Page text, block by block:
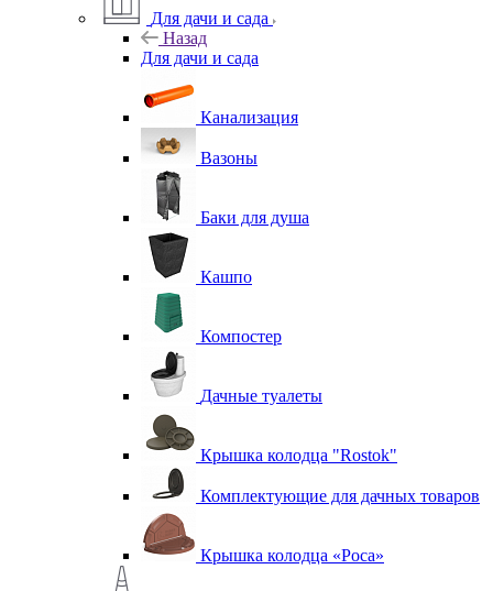
Для дачи и сада
Назад
Для дачи и сада
Канализация
Вазоны
Баки для душа
Кашпо
Компостер
Дачные туалеты
Крышка колодца "Rostok"
Комплектующие для дачных товаров
Крышка колодца «Роса»